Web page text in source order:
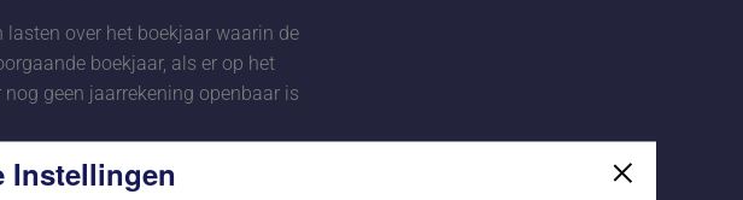
over het boekjaar waarin de
boekjaar, als er op het
geen jaarrekening openbaar is
op het moment van ontbinding.
Instellingen